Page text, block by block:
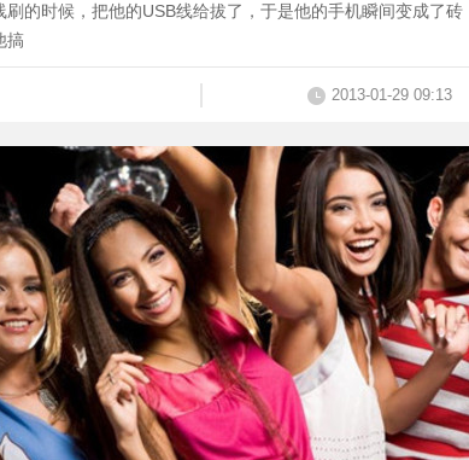
的时候，把他的USB线给拔了，于是他的手机瞬间变成了砖
搞
2013-01-29 09:13